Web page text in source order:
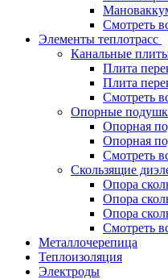
Смотреть
Элементы теплотрасс
Канальные
Плита
Плита
Смотреть
Опорные
Опорная
Опорная
Смотреть
Скользящие
Опора
Опора
Опора
Смотреть
Металлочерепица
Теплоизоляция
Электроды